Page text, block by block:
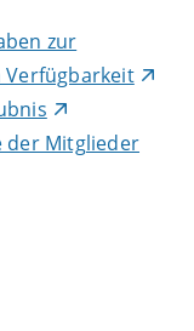
zur
Verfügbarkeit
der Mitglieder